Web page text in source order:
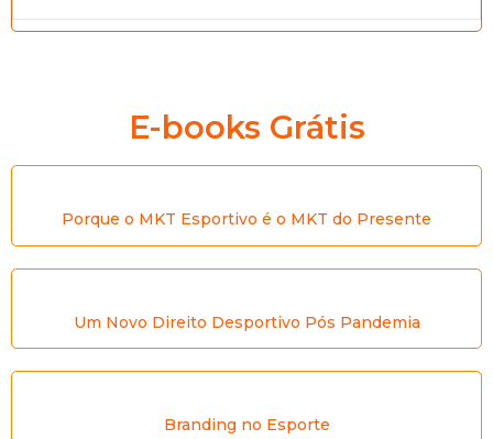
E-books Grátis
Porque o MKT Esportivo é o MKT do Presente
Um Novo Direito Desportivo Pós Pandemia
Branding no Esporte